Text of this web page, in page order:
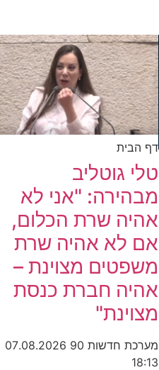
דף הבית
טלי גוטליב
מבהירה: "אני לא
אהיה שרת הכלום,
אם לא אהיה שרת
משפטים מצוינת –
אהיה חברת כנסת
מצוינת"
מערכת חדשות 90
07.08.2026
18:13